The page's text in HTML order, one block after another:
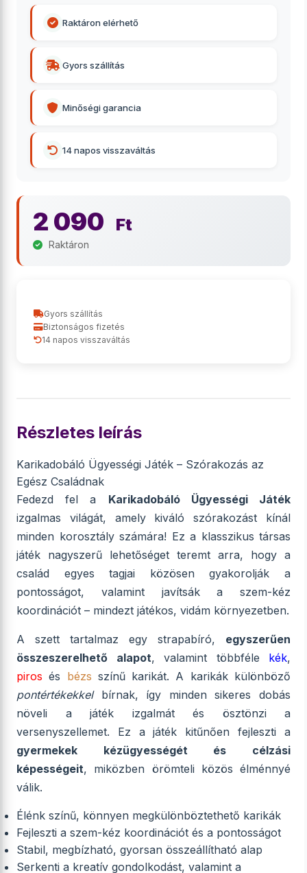
Raktáron elérhető
Gyors szállítás
Minőségi garancia
14 napos visszaváltás
2 090 Ft
Raktáron
Gyors szállítás
Biztonságos fizetés
14 napos visszaváltás
Részletes leírás
Karikadobáló Ügyességi Játék – Szórakozás az
Egész Családnak
Fedezd fel a Karikadobáló Ügyességi Játék
izgalmas világát, amely kiváló szórakozást kínál
minden korosztály számára! Ez a klasszikus társas
játék nagyszerű lehetőséget teremt arra, hogy a
család egyes tagjai közösen gyakorolják a
pontosságot, valamint javítsák a szem-kéz
koordinációt – mindezt játékos, vidám környezetben.
A szett tartalmaz egy strapabíró, egyszerűen
összeszerelhető alapot, valamint többféle kék,
piros és bézs színű karikát. A karikák különböző
pontértékekkelbírnak, így minden sikeres dobás
növeli a játék izgalmát és ösztönzi a
versenyszellemet. Ez a játék kitűnően fejleszti a
gyermekek kézügyességét és célzási
képességeit, miközben örömteli közös élménnyé
válik.
Élénk színű, könnyen megkülönböztethető karikák
Fejleszti a szem-kéz koordinációt és a pontosságot
Stabil, megbízható, gyorsan összeállítható alap
Serkenti a kreatív gondolkodást, valamint a